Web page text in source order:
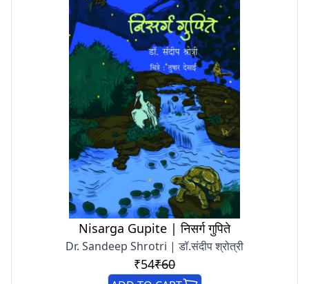
Nisarga Gupite | निसर्ग गुपिते
Dr. Sandeep Shrotri | डॉ.संदीप श्रोत्री
₹54₹60